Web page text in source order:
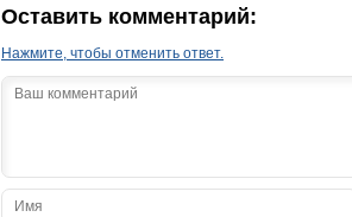
Оставить комментарий:
Нажмите, чтобы отменить ответ.